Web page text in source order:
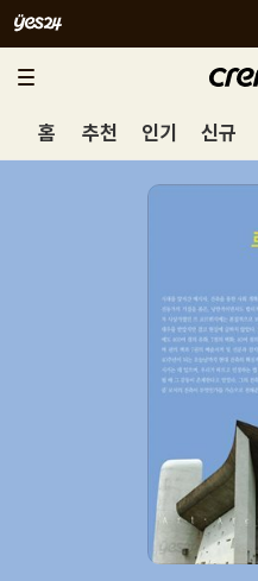
홈 추천 인기 신규